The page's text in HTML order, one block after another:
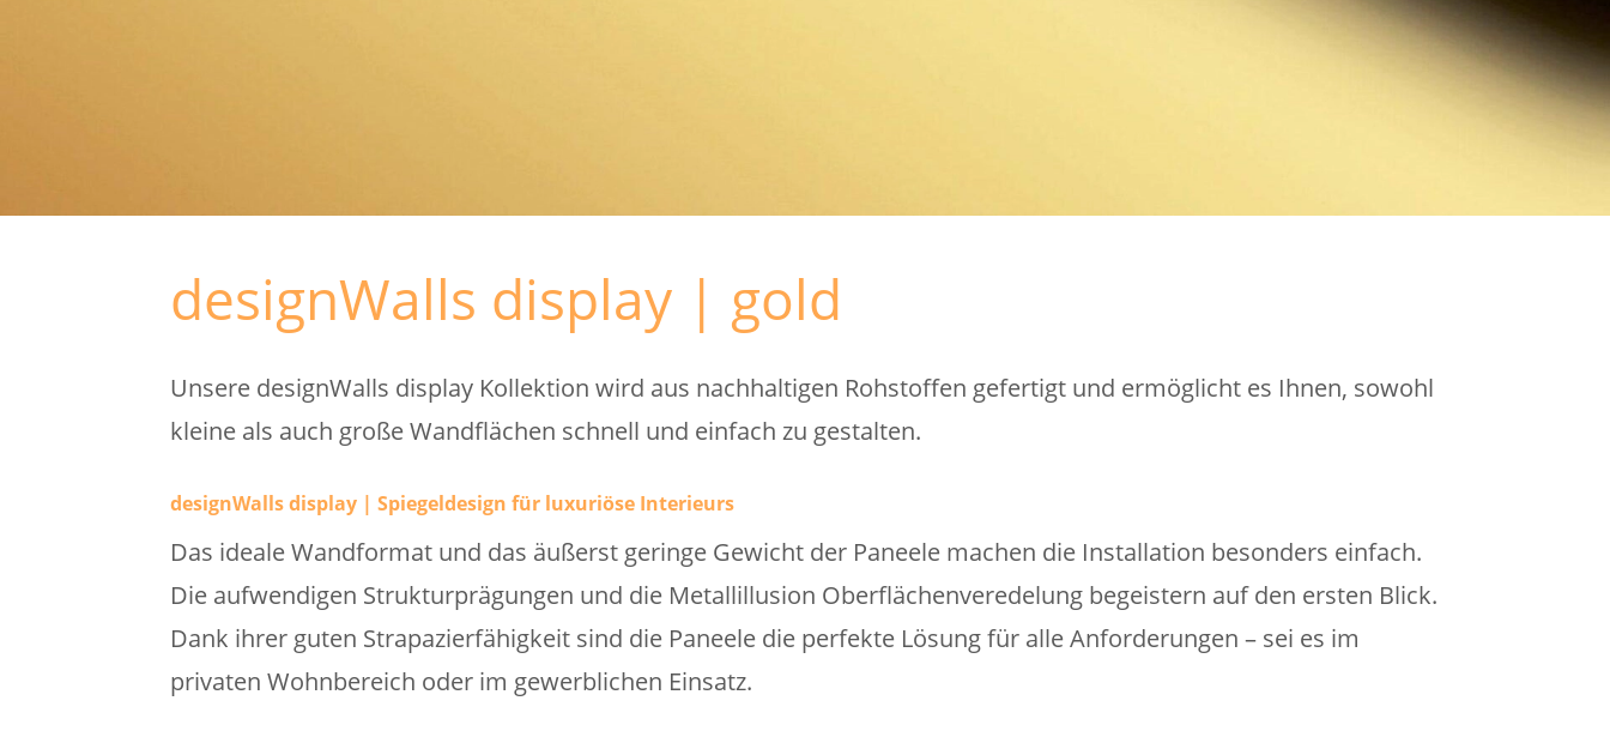
designWalls display | gold
Unsere designWalls display Kollektion wird aus nachhaltigen Rohstoffen gefertigt und ermöglicht es Ihnen, sowohl
kleine als auch große Wandflächen schnell und einfach zu gestalten.
designWalls display | Spiegeldesign für luxuriöse Interieurs
Das ideale Wandformat und das äußerst geringe Gewicht der Paneele machen die Installation besonders einfach.
Die aufwendigen Strukturprägungen und die Metallillusion Oberflächenveredelung begeistern auf den ersten Blick.
Dank ihrer guten Strapazierfähigkeit sind die Paneele die perfekte Lösung für alle Anforderungen – sei es im
privaten Wohnbereich oder im gewerblichen Einsatz.